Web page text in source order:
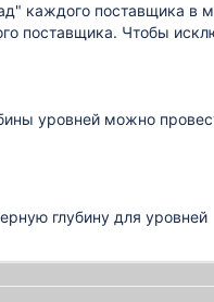
каждого поставщика в
поставщика. Чтобы
уровней можно
глубину для уровней